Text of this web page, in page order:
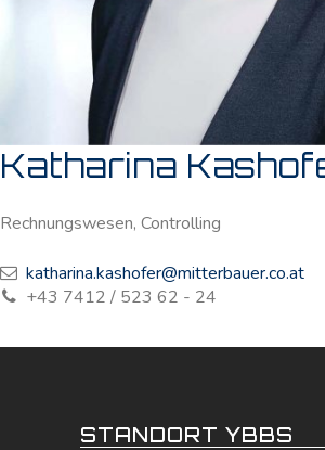
Katharina
Rechnungswesen, Controlling
katharina.kashofer@mitterbauer.co.at
+43 7412 / 523 62 - 24
STANDORT YBBS